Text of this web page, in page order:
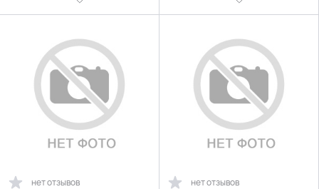
нет отзывов нет отзывов